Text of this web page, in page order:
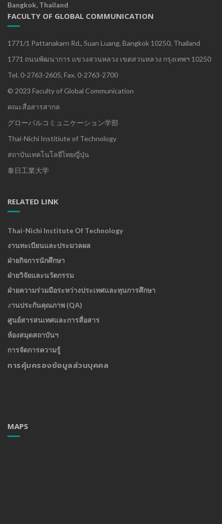
Bangkok, Thailand
FACULTY OF GLOBAL COMMUNICATION
1771/1 Pattanakarn Rd., Suan Luang, Bangkok 10250, Thailand
1771 ถนนพัฒนาการ แขวงสวนหลวง เขตสวนหลวง กรุงเทพฯ 10250
Tel. 0-2763-2605, Fax. 0-2763-2700
© 2023 Faculty of Global Communication
คณะสื่อสารสากล
グローバルコミュニケーション学部
Thai-Nichi Institiute of Technology
สถาบันเทคโนโลยีไทยญี่ปุ่น
泰日工業大学
RELATED LINK
Thai-Nichi Institute Of Technology
งานทะเบียนและประมวลผล
ฝ่ายกิจการนักศึกษา
ฝ่ายวิจัยและนวัตกรรม
ฝ่ายความร่วมมือระหว่างประเทศและทุนการศึกษา
งานประกันคุณภาพ (QA)
ศูนย์สารสนเทศและการสื่อสาร
ห้องสมุดสถาบันฯ
การจัดการความรู้
การคุ้มครองข้อมูลส่วนบุคคล
MAPS